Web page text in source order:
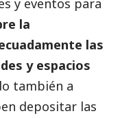
y eventos para
la
las
y espacios
también a
depositar las